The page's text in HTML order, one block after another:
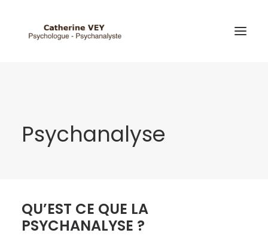
Psychanalyse
QU’EST CE QUE LA
PSYCHANALYSE ?